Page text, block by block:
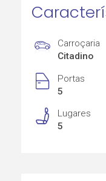
Carroçaria
Citadino
Portas
5
Lugares
5